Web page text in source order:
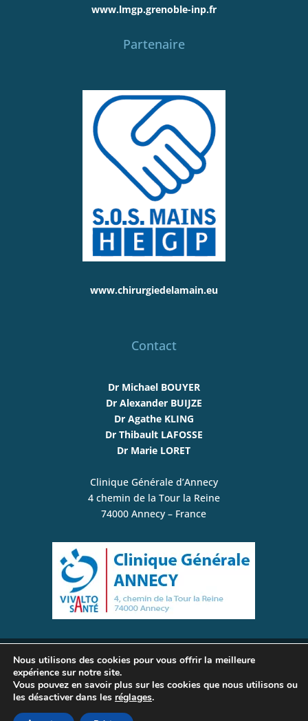
www.lmgp.grenoble-inp.fr
Partenaire
www.chirurgiedelamain.eu
Contact
Dr Michael BOUYER
Dr Alexander BUIJZE
Dr Agathe KLING
Dr Thibault LAFOSSE
Dr Marie LORET
Clinique Générale d’Annecy
4 chemin de la Tour la Reine
74000 Annecy – France
© www.plexusbrachial-microchirurgie.com /
Chirurgie de la Main, du Membre Supérieur, du
Plexus Brachial et des Nerfs Périphériques | Tous
droits réservés –Mentions légales
Nous utilisons des cookies pour vous offrir la meilleure
expérience sur notre site.
Vous pouvez en savoir plus sur les cookies que nous utilisons ou
les désactiver dans les réglages.